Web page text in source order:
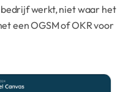
werkt, niet waar het
een OGSM of OKR voor